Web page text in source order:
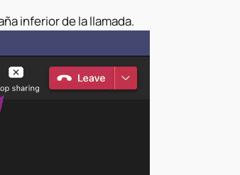
inferior de la llamada.